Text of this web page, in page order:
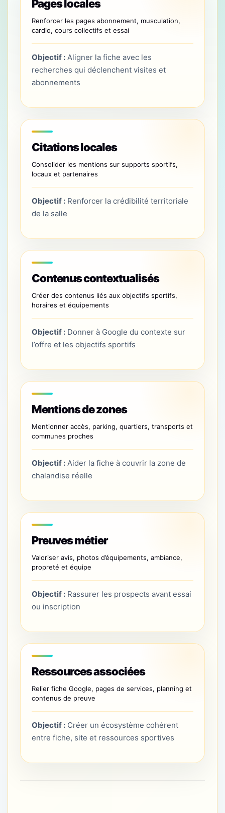
Pages locales
Renforcer les pages abonnement, musculation,
cardio, cours collectifs et essai
Objectif : Aligner la fiche avec les
recherches qui déclenchent visites et
abonnements
Citations locales
Consolider les mentions sur supports sportifs,
locaux et partenaires
Objectif : Renforcer la crédibilité territoriale
de la salle
Contenus contextualisés
Créer des contenus liés aux objectifs sportifs,
horaires et équipements
Objectif : Donner à Google du contexte sur
l’offre et les objectifs sportifs
Mentions de zones
Mentionner accès, parking, quartiers, transports et
communes proches
Objectif : Aider la fiche à couvrir la zone de
chalandise réelle
Preuves métier
Valoriser avis, photos d’équipements, ambiance,
propreté et équipe
Objectif : Rassurer les prospects avant essai
ou inscription
Ressources associées
Relier fiche Google, pages de services, planning et
contenus de preuve
Objectif : Créer un écosystème cohérent
entre fiche, site et ressources sportives